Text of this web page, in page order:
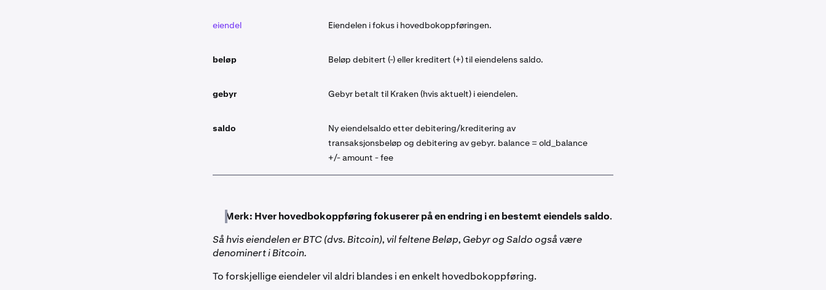
eiendel Eiendelen i fokus i hovedbokoppføringen.
beløp Beløp debitert (-) eller kreditert (+) til eiendelens saldo.
gebyr Gebyr betalt til Kraken (hvis aktuelt) i eiendelen.
saldo
Ny eiendelsaldo etter debitering/kreditering av
transaksjonsbeløp og debitering av gebyr. balance = old_balance
+/- amount - fee
Merk: Hver hovedbokoppføring fokuserer på en endring i en bestemt eiendels saldo.
Så hvis eiendelen er BTC (dvs. Bitcoin), vil feltene Beløp, Gebyr og Saldo også være
denominert i Bitcoin.
To forskjellige eiendeler vil aldri blandes i en enkelt hovedbokoppføring.